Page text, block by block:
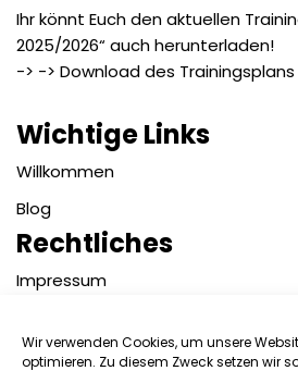
Wir verwenden Cookies, um unsere
optimieren. Zu diesem Zweck setzen wir
Ihr könnt Euch den aktuellen
2025/2026“ auch herunterladen!
-> -> Download des
Wichtige Links
Willkommen
Blog
Rechtliches
Impressum
Kontakt